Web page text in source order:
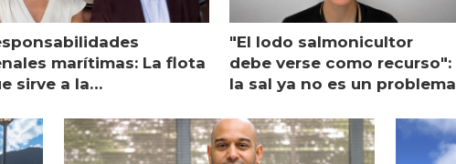
marítimas: La flota
sirve a la
"El lodo salmonicultor
debe verse como recurso":
la sal ya no es un problema